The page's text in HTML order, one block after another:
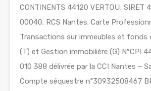
CONTINENTS 44120 VERTOU; SIRET
00040, RCS Nantes. Carte
Transactions sur immeubles et fonds
(T) et Gestion immobilière (G) N°CPI
010 388 délivrée par la CCI Nantes –
Compte séquestre n°30932508467